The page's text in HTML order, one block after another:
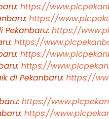
https://
https://
Pekanbaru: https://
https://
https://
https://
di Pekanbaru: https://
https://
https://